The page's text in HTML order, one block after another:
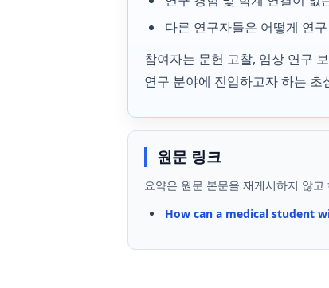
다른 연구자들은 어떻게 연
참여자는 문헌 고찰, 임상 연구
연구 분야에 진입하고자 하는
원문 링크
요약은 원문 본문을 재게시하지 않
How can a medical student